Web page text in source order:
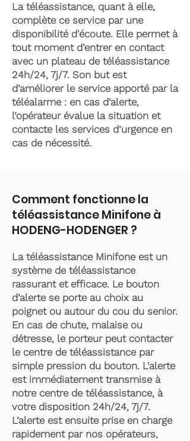
La téléassistance, quant à elle,
complète ce service par une
disponibilité d'écoute. Elle permet à
tout moment d’entrer en contact
avec un plateau de téléassistance
24h/24, 7j/7. Son but est
d’améliorer le service apporté par la
téléalarme : en cas d’alerte,
l’opérateur évalue la situation et
contacte les services d’urgence en
cas de nécessité.
Comment fonctionne la
téléassistance Minifone à
HODENG-HODENGER ?
La téléassistance Minifone est un
système de téléassistance
rassurant et efficace. Le bouton
d’alerte se porte au choix au
poignet ou autour du cou du senior.
En cas de chute, malaise ou
détresse, le porteur peut contacter
le centre de téléassistance par
simple pression du bouton. L'alerte
est immédiatement transmise à
notre centre de téléassistance, à
votre disposition 24h/24, 7j/7.
L’alerte est ensuite prise en charge
rapidement par nos opérateurs,